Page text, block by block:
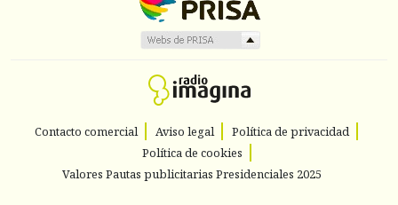
Contacto comercial Aviso legal
Política de privacidad
Política de cookies
Valores Pautas publicitarias Presidenciales 2025